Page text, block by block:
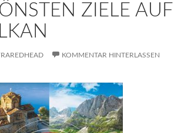
ZIELE AUF
KOMMENTAR HINTERLASSEN